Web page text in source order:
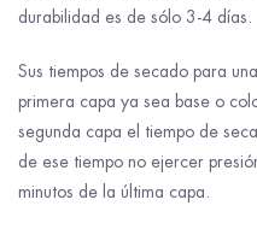
durabilidad es de sólo 3-4 días.
Sus tiempos de secado para
primera capa ya sea base o
segunda capa el tiempo de
de ese tiempo no ejercer
minutos de la última capa.